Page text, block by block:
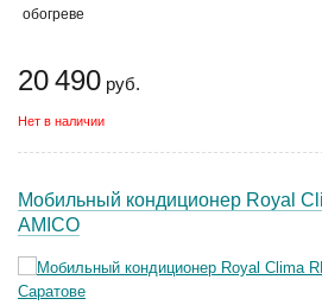
обогреве
20 490 руб.
Нет в наличии
Мобильный кондиционер Royal
AMICO